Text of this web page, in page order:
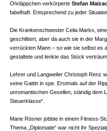
Ohrläppchen verkörperte Stefan
fabelhaft. Entsprechend zu jeder
Die Krankenschwester Celia Marks,
geschlittert, aber da auch sie in der
verrückten Mann – so wie sie selbst es
gestaltete und lenkte das Stück
Lehrer und Langweiler Christoph Renz
seine Gattin in spe. Erstmals auf der
unromantischen Gesellen, ständig dem
Steuerklasse“.
Marie Rösner jobbte in einem Fitness-
Thema „Diplomatie“ war nicht ihr